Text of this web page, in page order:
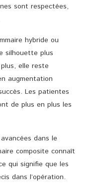
sont respectées,
hybride ou
silhouette plus
elle reste
augmentation
Les patientes
de plus en plus les
dans le
composite connaît
qui signifie que les
dans l’opération.